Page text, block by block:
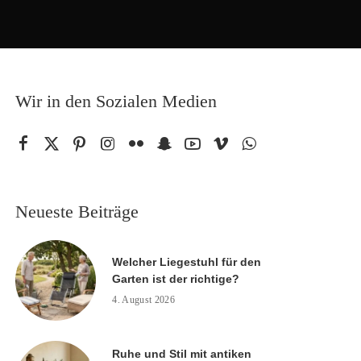
Wir in den Sozialen Medien
Neueste Beiträge
Welcher Liegestuhl für den
Garten ist der richtige?
4. August 2026
Ruhe und Stil mit antiken